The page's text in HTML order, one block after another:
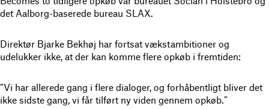
det Aalborg-baserede bureau SLAX.
Direktør Bjarke Bekhøj har fortsat vækstambitioner og
udelukker ikke, at der kan komme flere opkøb i fremtiden:
“Vi har allerede gang i flere dialoger, og forhåbentligt bliver det
ikke sidste gang, vi får tilført ny viden gennem opkøb.”